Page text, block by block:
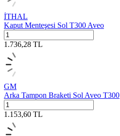
İTHAL
Kaput Menteşesi Sol T300 Aveo
1.736,28 TL
GM
Arka Tampon Braketi Sol Aveo T300
1.153,60 TL